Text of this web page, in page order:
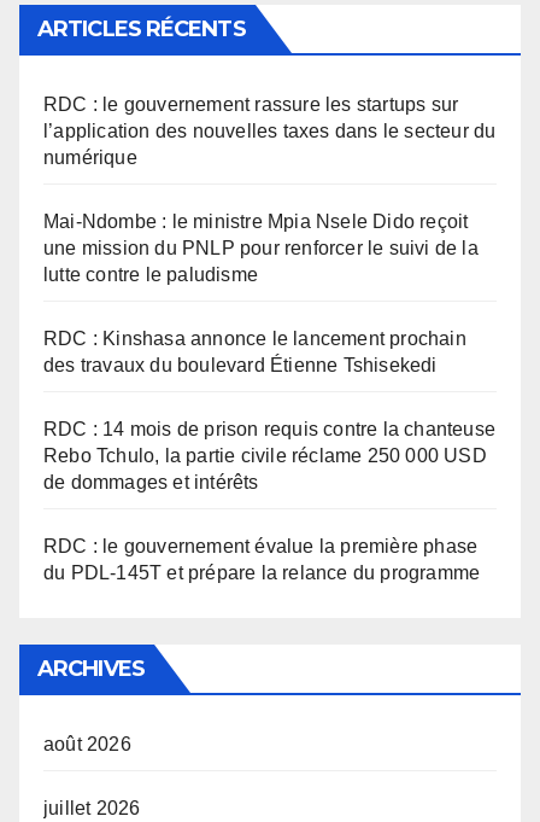
ARTICLES RÉCENTS
RDC : le gouvernement rassure les startups sur
l’application des nouvelles taxes dans le secteur du
numérique
Mai-Ndombe : le ministre Mpia Nsele Dido reçoit
une mission du PNLP pour renforcer le suivi de la
lutte contre le paludisme
RDC : Kinshasa annonce le lancement prochain
des travaux du boulevard Étienne Tshisekedi
RDC : 14 mois de prison requis contre la chanteuse
Rebo Tchulo, la partie civile réclame 250 000 USD
de dommages et intérêts
RDC : le gouvernement évalue la première phase
du PDL-145T et prépare la relance du programme
ARCHIVES
août 2026
juillet 2026